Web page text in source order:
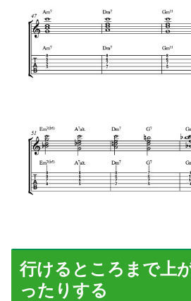
行けるところまで上
ったりする